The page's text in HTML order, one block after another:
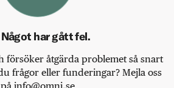
Något har gått fel.
försöker åtgärda problemet så snart
frågor eller funderingar? Mejla oss